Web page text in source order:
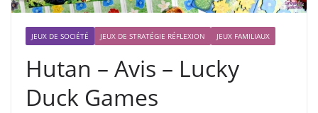
JEUX DE SOCIÉTÉ JEUX DE STRATÉGIE RÉFLEXION JEUX FAMILIAUX
Hutan – Avis – Lucky
Duck Games